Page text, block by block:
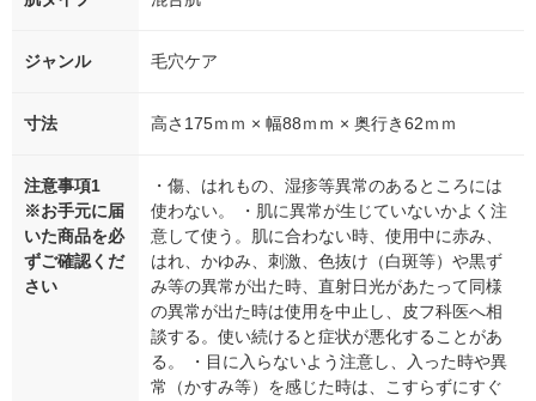
ジャンル 毛穴ケア
寸法 高さ175ｍｍ × 幅88ｍｍ × 奥行き62ｍｍ
注意事項1
※お手元に届
いた商品を必
ずご確認くだ
さい
・傷、はれもの、湿疹等異常のあるところには
使わない。 ・肌に異常が生じていないかよく注
意して使う。肌に合わない時、使用中に赤み、
はれ、かゆみ、刺激、色抜け（白斑等）や黒ず
み等の異常が出た時、直射日光があたって同様
の異常が出た時は使用を中止し、皮フ科医へ相
談する。使い続けると症状が悪化することがあ
る。 ・目に入らないよう注意し、入った時や異
常（かすみ等）を感じた時は、こすらずにすぐ